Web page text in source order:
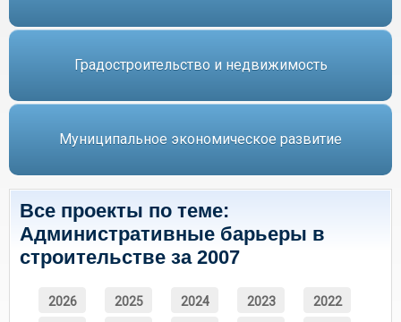
Градостроительство и недвижимость
Муниципальное экономическое развитие
Все проекты по теме:
Административные барьеры в
строительстве за 2007
2026 2025 2024 2023 2022